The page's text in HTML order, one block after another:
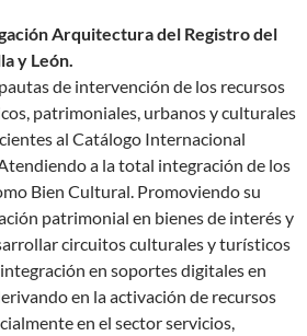
Arquitectura del Registro del
y León.
de intervención de los recursos
patrimoniales, urbanos y culturales
al Catálogo Internacional
a la total integración de los
Bien Cultural. Promoviendo su
patrimonial en bienes de interés y
circuitos culturales y turísticos
en soportes digitales en
en la activación de recursos
en el sector servicios,